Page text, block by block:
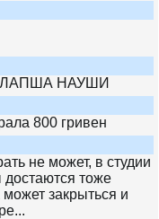
НАУШИ
800 гривен
не может, в студии
тоже
закрыться и